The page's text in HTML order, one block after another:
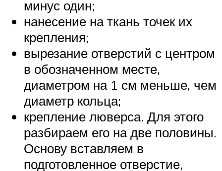
минус один;
нанесение на ткань точек их
крепления;
вырезание отверстий с центром
в обозначенном месте,
диаметром на 1 см меньше, чем
диаметр кольца;
крепление люверса. Для этого
разбираем его на две половины.
Основу вставляем в
подготовленное отверстие,